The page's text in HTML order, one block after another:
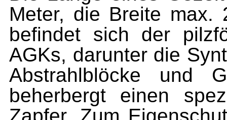
Meter, die Breite max.
befindet sich der
AGKs, darunter die
Abstrahlblöcke und
beherbergt einen